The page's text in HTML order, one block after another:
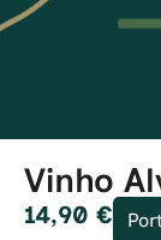
Vinho
14,90 €